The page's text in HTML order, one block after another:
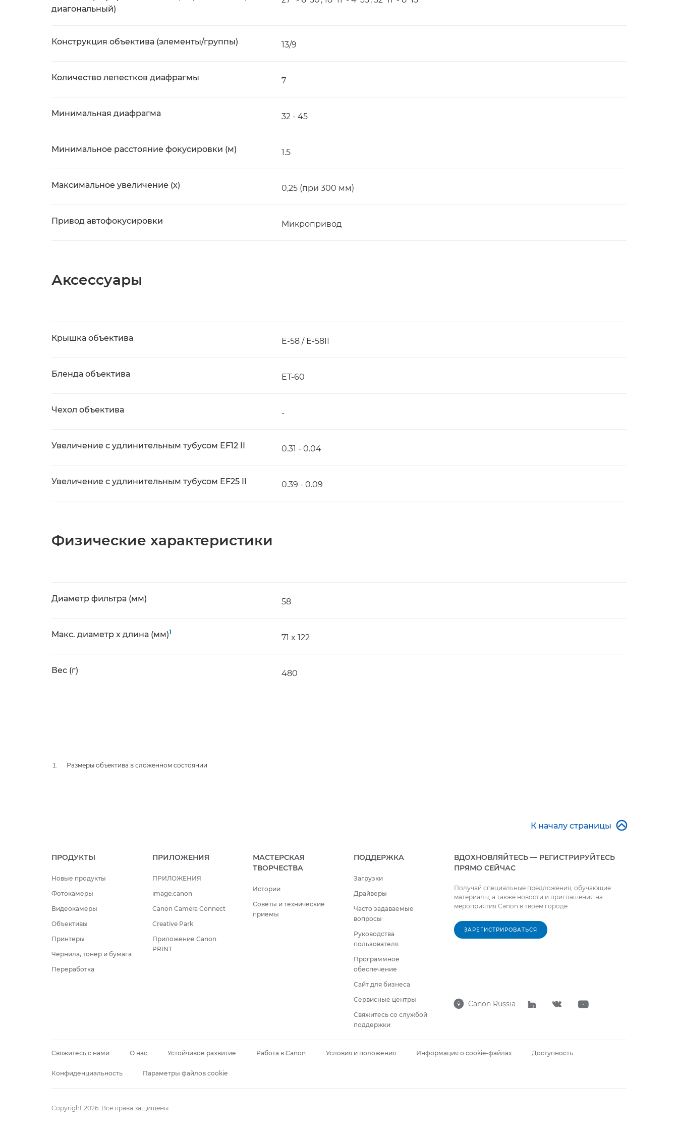
диагональный)
Конструкция объектива (элементы/группы) 13/9
Количество лепестков диафрагмы 7
Минимальная диафрагма 32 - 45
Минимальное расстояние фокусировки (м) 1.5
Максимальное увеличение (x) 0,25 (при 300 мм)
Привод автофокусировки Микропривод
Аксессуары
Крышка объектива E-58 / E-58II
Бленда объектива ET-60
Чехол объектива -
Увеличение с удлинительным тубусом EF12 II 0.31 - 0.04
Увеличение с удлинительным тубусом EF25 II 0.39 - 0.09
Физические характеристики
Диаметр фильтра (мм) 58
Макс. диаметр x длина (мм)1
71 x 122
Вес (г) 480
Размеры объектива в сложенном состоянии
К началу страницы 
ПРОДУКТЫ
Новые продукты
Фотокамеры
Видеокамеры
Объективы
Принтеры
Чернила, тонер и бумага
Переработка
ПРИЛОЖЕНИЯ
ПРИЛОЖЕНИЯ
image.canon
Canon Camera Connect
Creative Park
Приложение Canon
PRINT
МАСТЕРСКАЯ
ТВОРЧЕСТВА
Истории
Советы и технические
приемы
ПОДДЕРЖКА
Загрузки
Драйверы
Часто задаваемые
вопросы
Руководства
пользователя
Программное
обеспечение
Сайт для бизнеса
Сервисные центры
Свяжитесь со службой
поддержки
ВДОХНОВЛЯЙТЕСЬ — РЕГИСТРИРУЙТЕСЬ
ПРЯМО СЕЙЧАС
Получай специальные предложения, обучающие
материалы, а также новости и приглашения на
мероприятия Canon в твоем городе.
ЗАРЕГИСТРИРОВАТЬСЯ
 Canon Russia   
Свяжитесь с нами О нас Устойчивое развитие Работа в Canon Условия и положения Информация о cookie-файлах Доступность
Конфиденциальность Параметры файлов cookie
Copyright 2026. Все права защищены.